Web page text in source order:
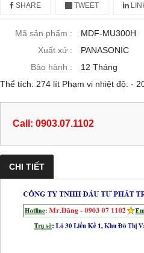
SHARE TWEET
Mã sản phẩm :
MDF-MU300H
Xuất xứ :
PANASONIC
Bảo hành :
12 Tháng
Thể tích: 274 lít Phạm vi nhiệt độ: -
Call: 0903.07.1102
CHI TIẾT